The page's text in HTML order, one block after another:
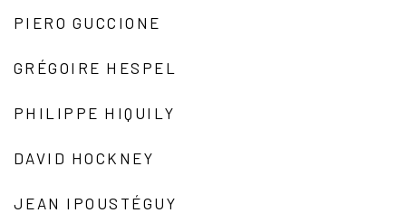
PIERO GUCCIONE
GRÉGOIRE HESPEL
PHILIPPE HIQUILY
DAVID HOCKNEY
JEAN IPOUSTÉGUY